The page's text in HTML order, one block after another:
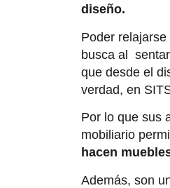
diseño.
Poder
busca al
que desde el
verdad, en
Por lo que sus
mobiliario
hacen
Además, son